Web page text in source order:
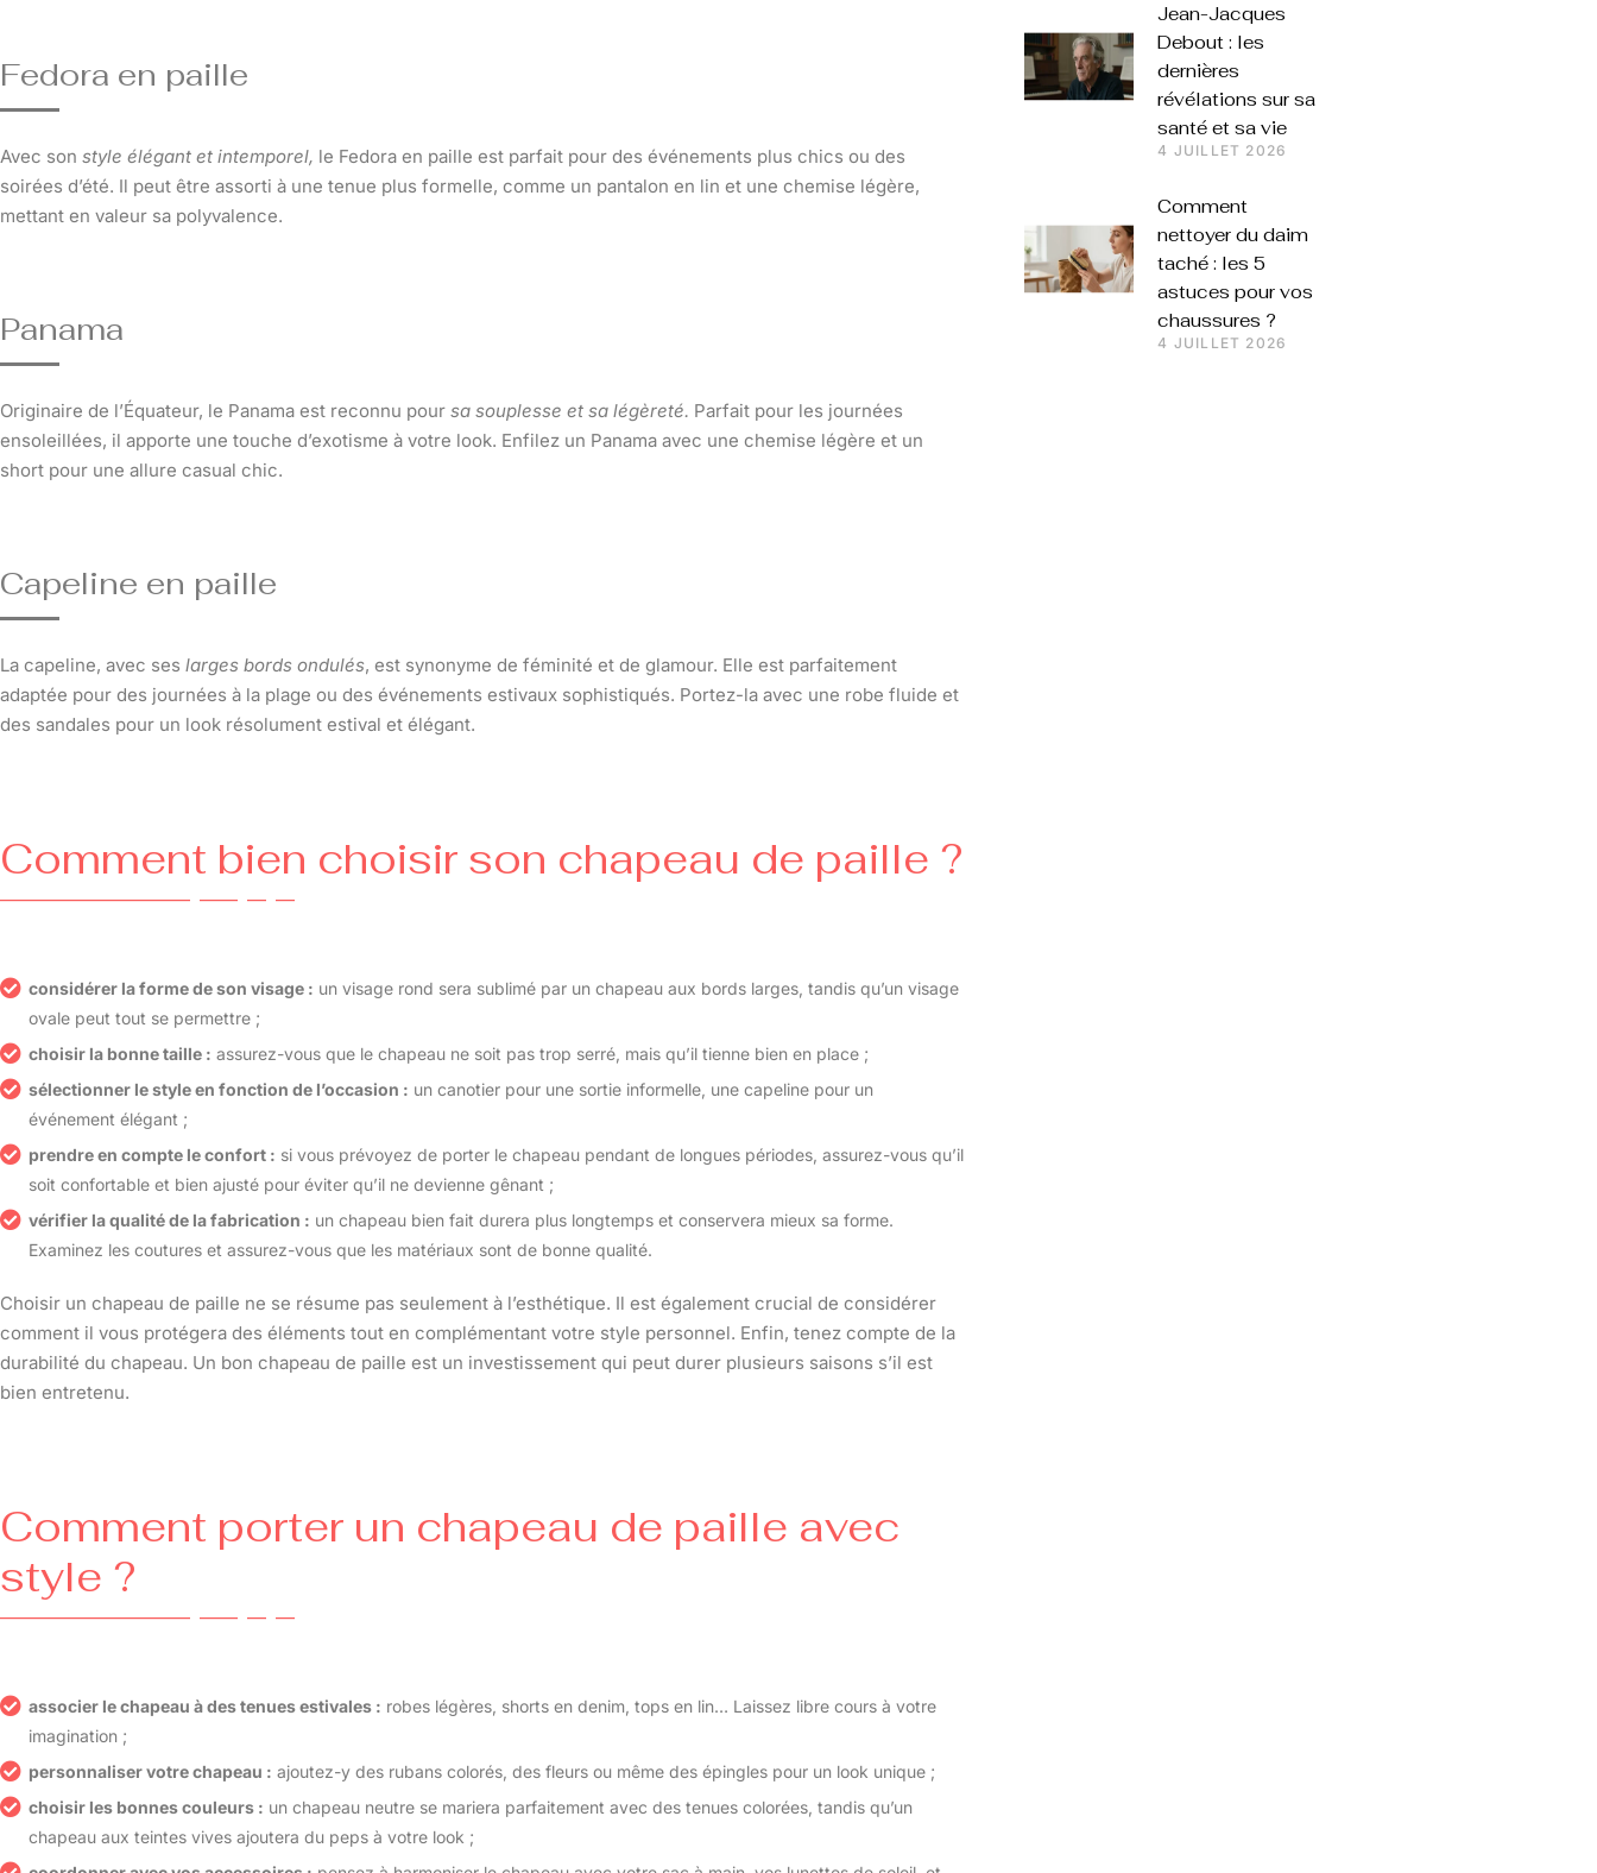
Fedora en paille
Avec son style élégant et intemporel, le Fedora en paille est parfait pour des événements plus chics ou des
soirées d’été. Il peut être assorti à une tenue plus formelle, comme un pantalon en lin et une chemise légère,
mettant en valeur sa polyvalence.
Panama
Originaire de l’Équateur, le Panama est reconnu pour sa souplesse et sa légèreté. Parfait pour les journées
ensoleillées, il apporte une touche d’exotisme à votre look. Enfilez un Panama avec une chemise légère et un
short pour une allure casual chic.
Capeline en paille
La capeline, avec ses larges bords ondulés, est synonyme de féminité et de glamour. Elle est parfaitement
adaptée pour des journées à la plage ou des événements estivaux sophistiqués. Portez-la avec une robe fluide et
des sandales pour un look résolument estival et élégant.
Comment bien choisir son chapeau de paille ?
considérer la forme de son visage : un visage rond sera sublimé par un chapeau aux bords larges, tandis qu’un visage
ovale peut tout se permettre ;
choisir la bonne taille : assurez-vous que le chapeau ne soit pas trop serré, mais qu’il tienne bien en place ;
sélectionner le style en fonction de l’occasion : un canotier pour une sortie informelle, une capeline pour un
événement élégant ;
prendre en compte le confort : si vous prévoyez de porter le chapeau pendant de longues périodes, assurez-vous qu’il
soit confortable et bien ajusté pour éviter qu’il ne devienne gênant ;
vérifier la qualité de la fabrication : un chapeau bien fait durera plus longtemps et conservera mieux sa forme.
Examinez les coutures et assurez-vous que les matériaux sont de bonne qualité.
Choisir un chapeau de paille ne se résume pas seulement à l’esthétique. Il est également crucial de considérer
comment il vous protégera des éléments tout en complémentant votre style personnel. Enfin, tenez compte de la
durabilité du chapeau. Un bon chapeau de paille est un investissement qui peut durer plusieurs saisons s’il est
bien entretenu.
Comment porter un chapeau de paille avec
style ?
associer le chapeau à des tenues estivales : robes légères, shorts en denim, tops en lin… Laissez libre cours à votre
imagination ;
personnaliser votre chapeau : ajoutez-y des rubans colorés, des fleurs ou même des épingles pour un look unique ;
choisir les bonnes couleurs : un chapeau neutre se mariera parfaitement avec des tenues colorées, tandis qu’un
chapeau aux teintes vives ajoutera du peps à votre look ;
Jean-Jacques
Debout : les
dernières
révélations sur sa
santé et sa vie
4 JUILLET 2026
Comment
nettoyer du daim
taché : les 5
astuces pour vos
chaussures ?
4 JUILLET 2026